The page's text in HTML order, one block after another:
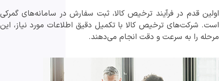
اولین قدم در فرآیند ترخیص کالا، ثبت سفارش در سامانه‌های گمرکی
است. شرکت‌های ترخیص کالا با تکمیل دقیق اطلاعات مورد نیاز، این
مرحله را به سرعت و دقت انجام می‌دهند.